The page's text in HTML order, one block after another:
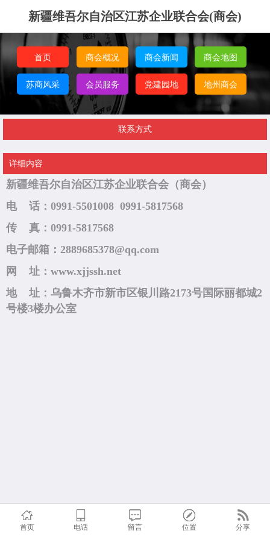
新疆维吾尔自治区江苏企业联合会(商会)
首页 商会概况 商会新闻 商会地图
苏商风采 会员服务 党建园地 地州商会
联系方式
详细内容
新疆维吾尔自治区江苏企业联合会（商会）
电 话：0991-5501008 0991-5817568
传 真：0991-5817568
电子邮箱：2889685378@qq.com
网 址：www.xjjssh.net
地 址：乌鲁木齐市新市区银川路2173号国际丽都城2
号楼3楼办公室
首页 电话 留言 位置 分享